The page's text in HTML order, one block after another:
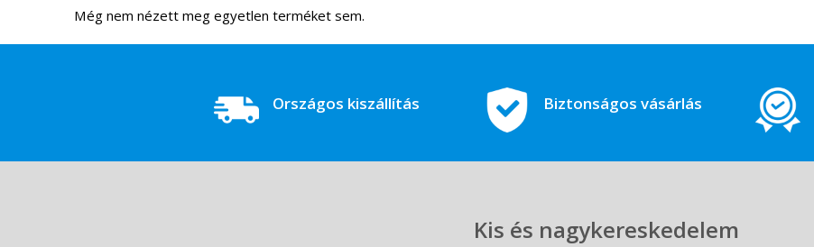
Még nem nézett meg egyetlen terméket sem.
Országos kiszállítás Biztonságos vásárlás
Kis és nagykereskedelem